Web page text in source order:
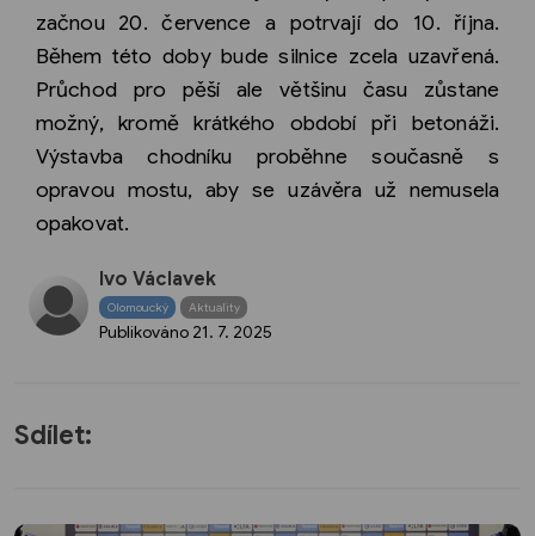
začnou 20. července a potrvají do 10. října.
Během této doby bude silnice zcela uzavřená.
Průchod pro pěší ale většinu času zůstane
možný, kromě krátkého období při betonáži.
Výstavba chodníku proběhne současně s
opravou mostu, aby se uzávěra už nemusela
opakovat.
Ivo Václavek
Olomoucký Aktuality
Publikováno 21. 7. 2025
Sdílet: